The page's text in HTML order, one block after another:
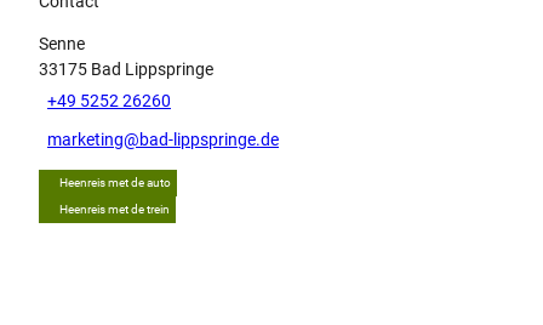
Senne
33175 Bad Lippspringe
+49 5252 26260
marketing@bad-lippspringe.de
Heenreis met de auto
Heenreis met de trein